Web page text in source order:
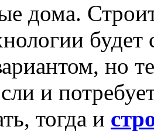
дома.
будет
но
и
тогда и